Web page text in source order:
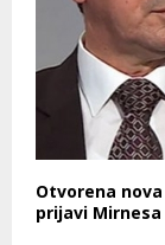
Otvorena
prijavi Mirnesa